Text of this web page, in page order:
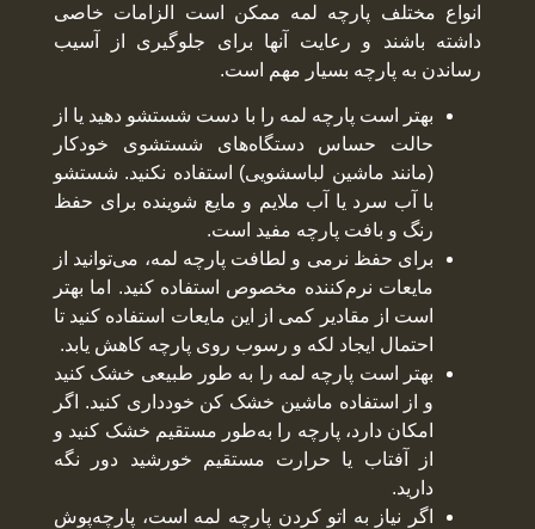
انواع مختلف پارچه لمه ممکن است الزامات خاصی
داشته باشند و رعایت آنها برای جلوگیری از آسیب
رساندن به پارچه بسیار مهم است.
بهتر است پارچه لمه را با دست شستشو دهید یا از
حالت حساس دستگاه‌های شستشوی خودکار
(مانند ماشین لباسشویی) استفاده نکنید. شستشو
با آب سرد یا آب ملايم و مایع شوینده برای حفظ
رنگ و بافت پارچه مفید است.
برای حفظ نرمی و لطافت پارچه لمه، می‌توانید از
مایعات نرم‌کننده مخصوص استفاده کنید. اما بهتر
است از مقادیر کمی از این مایعات استفاده کنید تا
احتمال ایجاد لکه و رسوب روی پارچه کاهش یابد.
بهتر است پارچه لمه را به‌ طور طبیعی خشک کنید
و از استفاده ماشین خشک کن خودداری کنید. اگر
امکان دارد، پارچه را به‌طور مستقیم خشک کنید و
از آفتاب یا حرارت مستقیم خورشید دور نگه
دارید.
اگر نیاز به اتو کردن پارچه لمه است، پارچه‌پوش